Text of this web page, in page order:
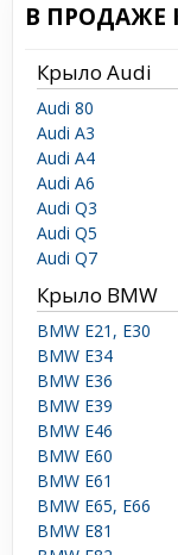
В ПРОДАЖЕ
Крыло Audi
Audi 80
Audi A3
Audi A4
Audi A6
Audi Q3
Audi Q5
Audi Q7
Крыло BMW
BMW E21, E30
BMW E34
BMW E36
BMW E39
BMW E46
BMW E60
BMW E61
BMW E65, E66
BMW E81